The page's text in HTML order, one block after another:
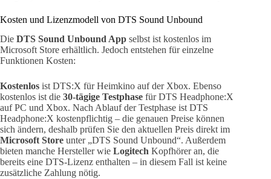
Kosten und Lizenzmodell von DTS Sound Unbound
Die DTS Sound Unbound App selbst ist kostenlos im
Microsoft Store erhältlich. Jedoch entstehen für einzelne
Funktionen Kosten:
Kostenlos ist DTS:X für Heimkino auf der Xbox. Ebenso
kostenlos ist die 30-tägige Testphase für DTS Headphone:X
auf PC und Xbox. Nach Ablauf der Testphase ist DTS
Headphone:X kostenpflichtig – die genauen Preise können
sich ändern, deshalb prüfen Sie den aktuellen Preis direkt im
Microsoft Store unter „DTS Sound Unbound“. Außerdem
bieten manche Hersteller wie Logitech Kopfhörer an, die
bereits eine DTS-Lizenz enthalten – in diesem Fall ist keine
zusätzliche Zahlung nötig.